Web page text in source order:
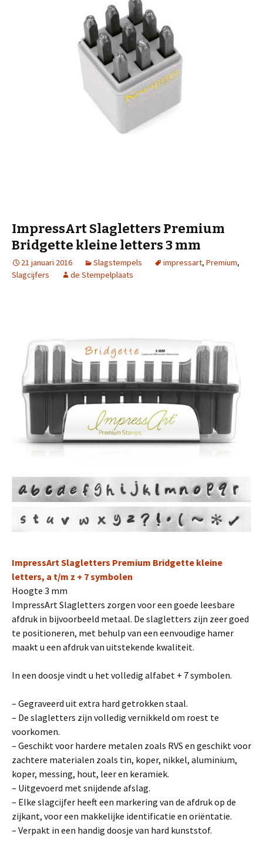
ImpressArt Slagletters Premium
Bridgette kleine letters 3 mm
21 januari 2016 Slagstempels impressart, Premium,
Slagcijfers
de Stempelplaats
ImpressArt Slagletters Premium Bridgette kleine
letters, a t/m z + 7 symbolen
Hoogte 3 mm
ImpressArt Slagletters zorgen voor een goede leesbare
afdruk in bijvoorbeeld metaal. De slagletters zijn zeer goed
te positioneren, met behulp van een eenvoudige hamer
maakt u een afdruk van uitstekende kwaliteit.
In een doosje vindt u het volledig alfabet + 7 symbolen.
– Gegraveerd uit extra hard getrokken staal.
– De slagletters zijn volledig vernikkeld om roest te
voorkomen.
– Geschikt voor hardere metalen zoals RVS en geschikt voor
zachtere materialen zoals tin, koper, nikkel, aluminium,
koper, messing, hout, leer en keramiek.
– Uitgevoerd met snijdende afslag.
– Elke slagcijfer heeft een markering van de afdruk op de
zijkant, voor een makkelijke identificatie en oriëntatie.
– Verpakt in een handig doosje van hard kunststof.